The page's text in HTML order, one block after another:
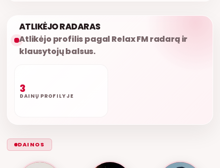
ATLIKĖJO RADARAS
Atlikėjo profilis pagal Relax FM radarą ir
klausytojų balsus.
3
DAINŲ PROFILYJE
DAINOS